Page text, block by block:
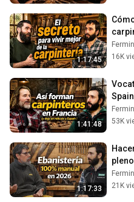
1:17:45
16K
1:41:48
this.
53K
1:17:33
21K